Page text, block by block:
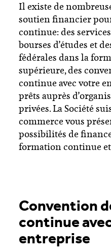
Il existe de
soutien financier
continue: des
bourses d’études et
fédérales dans la
supérieure, des
continue avec votre
prêts auprès
privées. La Société
commerce vous
possibilités de
formation continue
Convention
continue
entreprise